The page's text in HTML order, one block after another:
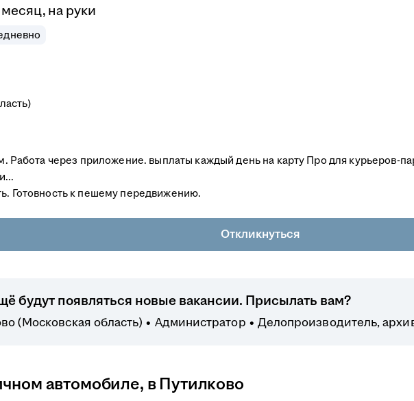
месяц, на руки
Работа через приложение. выплаты каждый день на карту Про для курьеров-
Готовность к пешему передвижению.
Откликнуться
будут появляться новые вакансии. Присылать вам?
(Московская область) Администратор Делопроизводитель,
автомобиле, в Путилково